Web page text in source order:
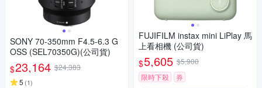
SONY 70-350mm F4.5-6.3 G
OSS (SEL70350G)(公司貨)
$23,164 $24,383
5 (1)
FUJIFILM instax mini LiPlay 馬
上看相機 (公司貨)
$5,605 $5,900
限時下殺
券